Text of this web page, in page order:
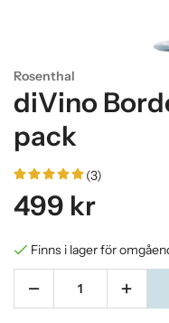
Rosenthal
diVino
pack
(3)
499 kr
Finns i lager för